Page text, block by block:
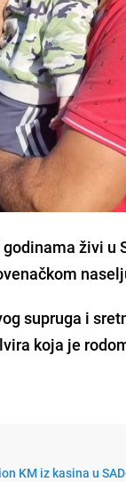
živi
supruga i
koja je
KM iz kasina u